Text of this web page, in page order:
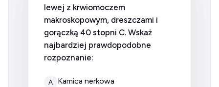
lewej z krwiomoczem
makroskopowym, dreszczami i
gorączką 40 stopni C. Wskaż
najbardziej prawdopodobne
rozpoznanie:
A kamica nerkowa